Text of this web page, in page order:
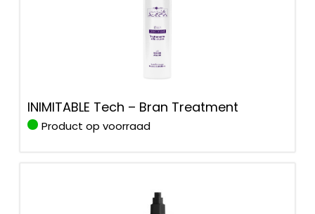
INIMITABLE Tech – Bran Treatment
Product op voorraad